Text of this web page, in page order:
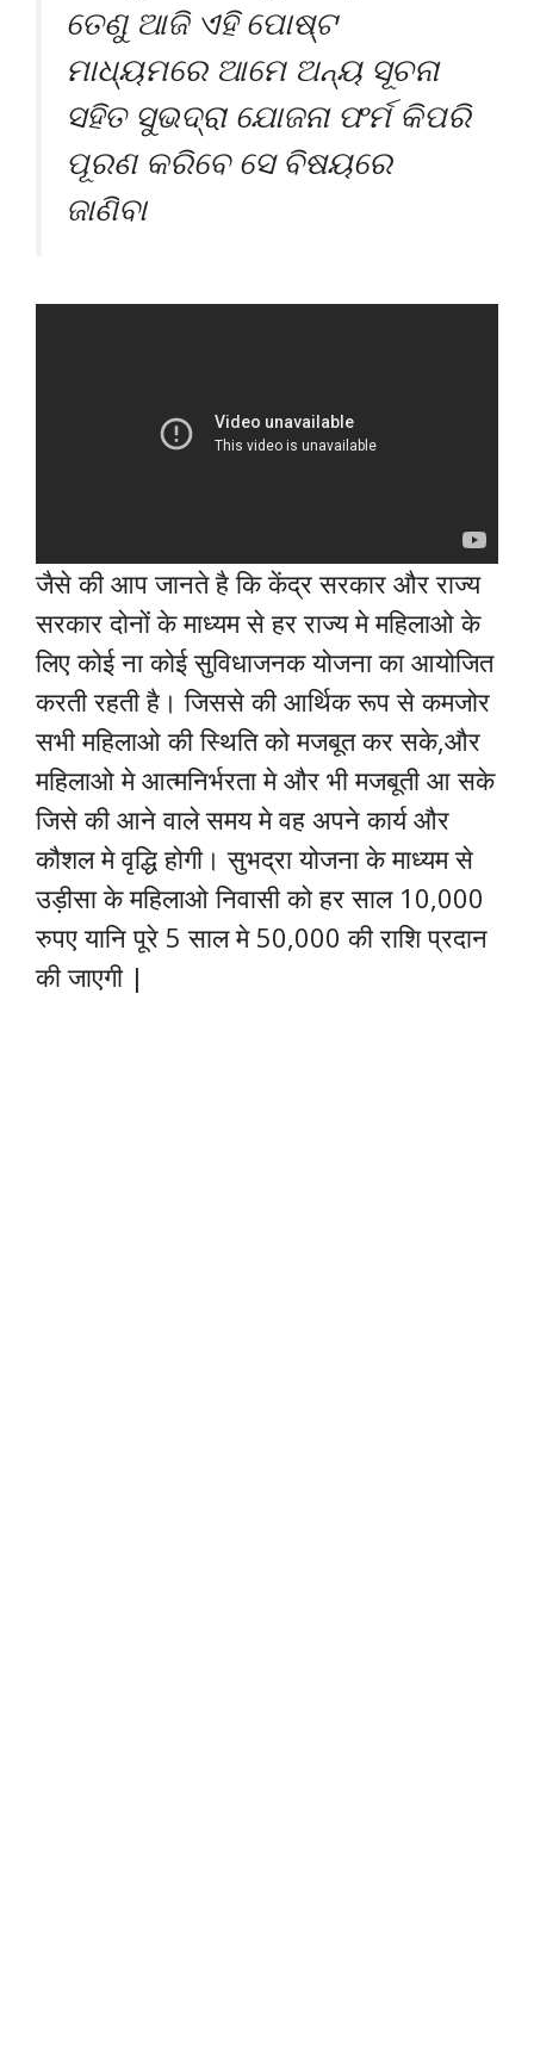
ତେଣୁ ଆଜି ଏହି ପୋଷ୍ଟ
ମାଧ୍ୟମରେ ଆମେ ଅନ୍ୟ ସୂଚନା
ସହିତ ସୁଭଦ୍ରା ଯୋଜନା ଫର୍ମ କିପରି
ପୂରଣ କରିବେ ସେ ବିଷୟରେ
ଜାଣିବା
जैसे की आप जानते है कि केंद्र सरकार और राज्य
सरकार दोनों के माध्यम से हर राज्य मे महिलाओ के
लिए कोई ना कोई सुविधाजनक योजना का आयोजित
करती रहती है। जिससे की आर्थिक रूप से कमजोर
सभी महिलाओ की स्थिति को मजबूत कर सके,और
महिलाओ मे आत्मनिर्भरता मे और भी मजबूती आ सके
जिसे की आने वाले समय मे वह अपने कार्य और
कौशल मे वृद्धि होगी। सुभद्रा योजना के माध्यम से
उड़ीसा के महिलाओ निवासी को हर साल 10,000
रुपए यानि पूरे 5 साल मे 50,000 की राशि प्रदान
की जाएगी |